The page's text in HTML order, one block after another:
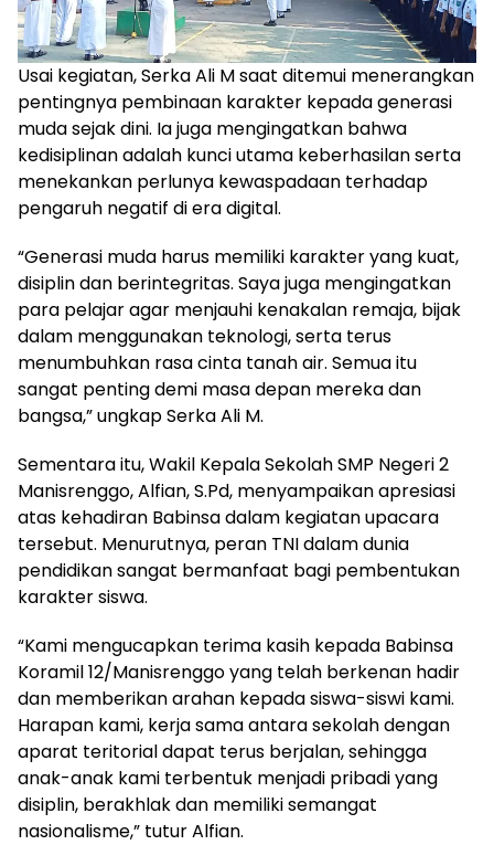
Usai kegiatan, Serka Ali M saat ditemui menerangkan
pentingnya pembinaan karakter kepada generasi
muda sejak dini. Ia juga mengingatkan bahwa
kedisiplinan adalah kunci utama keberhasilan serta
menekankan perlunya kewaspadaan terhadap
pengaruh negatif di era digital.
“Generasi muda harus memiliki karakter yang kuat,
disiplin dan berintegritas. Saya juga mengingatkan
para pelajar agar menjauhi kenakalan remaja, bijak
dalam menggunakan teknologi, serta terus
menumbuhkan rasa cinta tanah air. Semua itu
sangat penting demi masa depan mereka dan
bangsa,” ungkap Serka Ali M.
Sementara itu, Wakil Kepala Sekolah SMP Negeri 2
Manisrenggo, Alfian, S.Pd, menyampaikan apresiasi
atas kehadiran Babinsa dalam kegiatan upacara
tersebut. Menurutnya, peran TNI dalam dunia
pendidikan sangat bermanfaat bagi pembentukan
karakter siswa.
“Kami mengucapkan terima kasih kepada Babinsa
Koramil 12/Manisrenggo yang telah berkenan hadir
dan memberikan arahan kepada siswa-siswi kami.
Harapan kami, kerja sama antara sekolah dengan
aparat teritorial dapat terus berjalan, sehingga
anak-anak kami terbentuk menjadi pribadi yang
disiplin, berakhlak dan memiliki semangat
nasionalisme,” tutur Alfian.